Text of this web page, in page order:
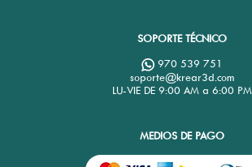
SOPORTE TÉCNICO
970 539 751
soporte@krear3d.com
LU-VIE DE 9:00 AM a 6:00 PM
MEDIOS DE PAGO